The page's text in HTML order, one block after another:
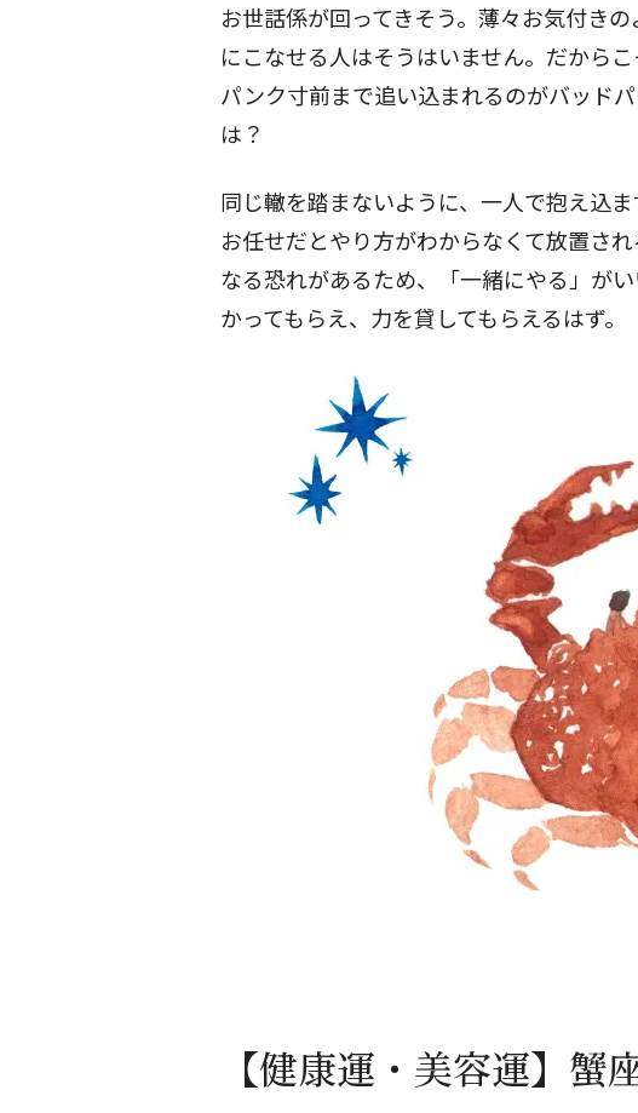
お世話係が回ってきそう。薄々お気付き
にこなせる人はそうはいません。だから
パンク寸前まで追い込まれるのがバッド
は？
同じ轍を踏まないように、一人で抱え込
お任せだとやり方がわからなくて放置さ
なる恐れがあるため、「一緒にやる」が
かってもらえ、力を貸してもらえるはず。
【健康運・美容運】蟹